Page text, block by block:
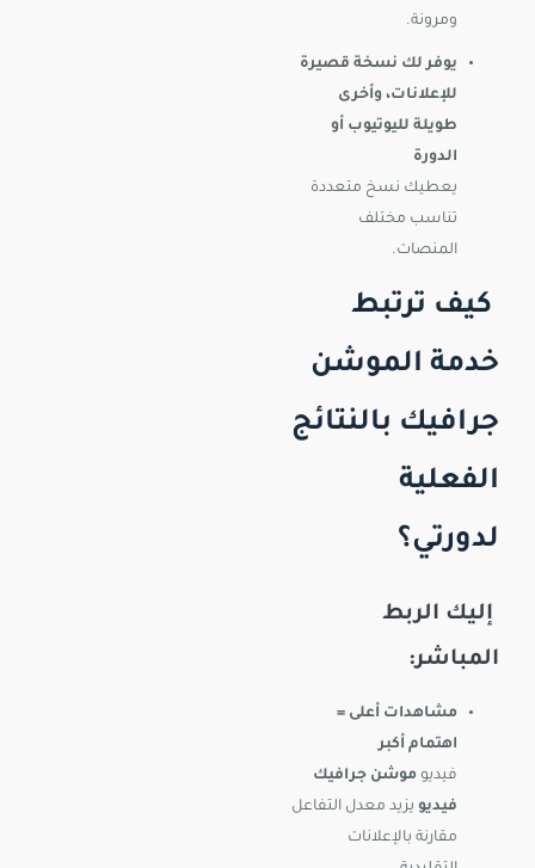
ومرونة.
يوفر لك نسخة قصيرة
للإعلانات، وأخرى
طويلة لليوتيوب أو
الدورة
يعطيك نسخ متعددة
تناسب مختلف
المنصات.
كيف ترتبط
خدمة الموشن
جرافيك بالنتائج
الفعلية
لدورتي؟
إليك الربط
المباشر:
مشاهدات أعلى =
اهتمام أكبر
فيديو موشن جرافيك
فيديو يزيد معدل التفاعل
مقارنة بالإعلانات